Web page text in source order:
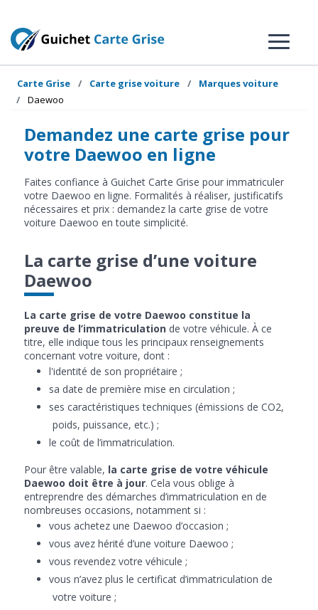
Carte Grise Carte grise voiture
Marques voiture
Daewoo
Demandez une carte grise pour
votre Daewoo en ligne
Faites confiance à Guichet Carte Grise pour immatriculer
votre Daewoo en ligne. Formalités à réaliser, justificatifs
nécessaires et prix : demandez la carte grise de votre
voiture Daewoo en toute simplicité.
La carte grise d’une voiture
Daewoo
La carte grise de votre Daewoo constitue la
preuve de l’immatriculationde votre véhicule. À ce
titre, elle indique tous les principaux renseignements
concernant votre voiture, dont :
l'identité de son propriétaire ;
sa date de première mise en circulation ;
ses caractéristiques techniques (émissions de CO2,
poids, puissance, etc.) ;
le coût de l’immatriculation.
Pour être valable, la carte grise de votre véhicule
Daewoo doit être à jour. Cela vous oblige à
entreprendre des démarches d’immatriculation en de
nombreuses occasions, notamment si :
vous achetez une Daewoo d’occasion ;
vous avez hérité d’une voiture Daewoo ;
vous revendez votre véhicule ;
vous n’avez plus le certificat d’immatriculation de
votre voiture ;